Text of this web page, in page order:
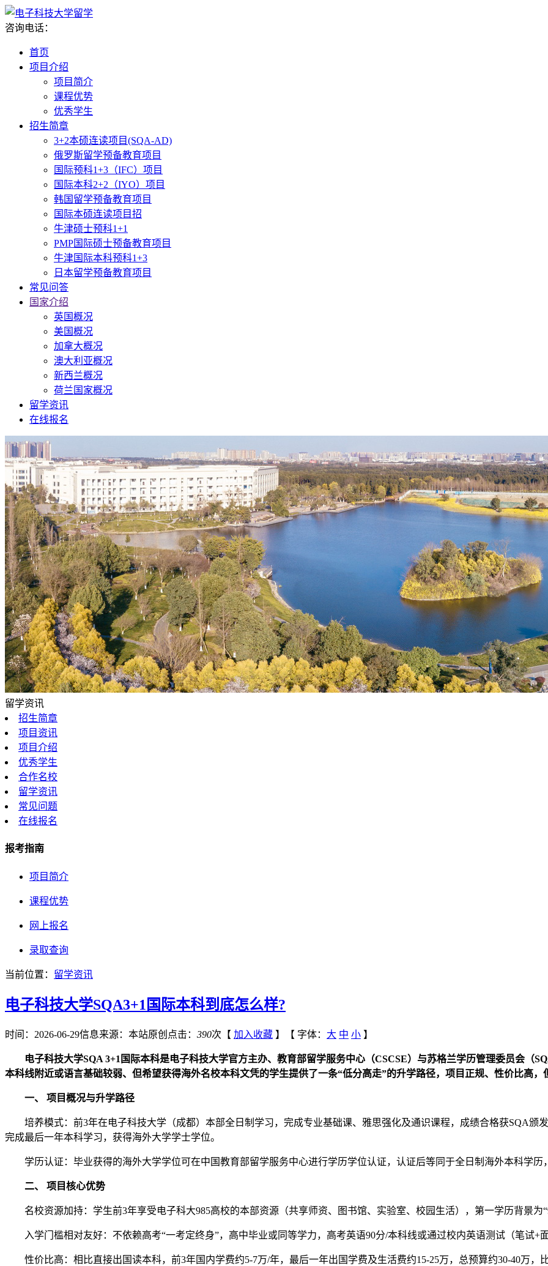
咨询电话：
首页
项目介绍
项目简介
课程优势
优秀学生
招生简章
3+2本硕连读项目(SQA-AD)
俄罗斯留学预备教育项目
国际预科1+3（IFC）项目
国际本科2+2（IYO）项目
韩国留学预备教育项目
国际本硕连读项目招
牛津硕士预科1+1
PMP国际硕士预备教育项目
牛津国际本科预科1+3
日本留学预备教育项目
常见问答
国家介绍
英国概况
美国概况
加拿大概况
澳大利亚概况
新西兰概况
荷兰国家概况
留学资讯
在线报名
留学资讯
招生简章
项目资讯
项目介绍
优秀学生
合作名校
留学资讯
常见问题
在线报名
报考指南
项目简介
课程优势
网上报名
录取查询
当前位置： 留学资讯
电子科技大学SQA3+1国际本科到底怎么样?
时间：2026-06-29信息来源：本站原创 点击： 390次 【 加入收藏 】【 字体： 大 中 小 】
电子科技大学SQA 3+1国际本科是电子科技大学官方主办、教育部留学服务中心（CSCSE）与苏格兰学历管理委员会（
本科线附近或语言基础较弱、但希望获得海外名校本科文凭的学生提供了一条“低分高走”的升学路径，项目正规、性价比高，
一、 项目概况与升学路径
培养模式：前3年在电子科技大学（成都）本部全日制学习，完成专业基础课、雅思强化及通识课程，成绩合格获SQA颁
完成最后一年本科学习，获得海外大学学士学位。
学历认证：毕业获得的海外大学学位可在中国教育部留学服务中心进行学历学位认证，认证后等同于全日制海外本科学历
二、 项目核心优势
名校资源加持：学生前3年享受电子科大985高校的本部资源（共享师资、图书馆、实验室、校园生活），第一学历背景为
入学门槛相对友好：不依赖高考“一考定终身”，高中毕业或同等学力，高考英语90分/本科线或通过校内英语测试（笔试+
性价比高：相比直接出国读本科，前3年国内学费约5-7万/年，最后一年出国学费及生活费约15-25万，总预算约30-40万，